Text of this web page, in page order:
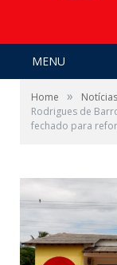
MENU
Home » Notícias
Rodrigues de
fechado para